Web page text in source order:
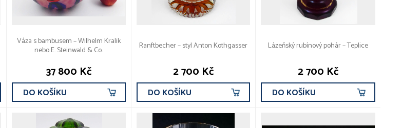
Váza s bambusem – Wilhelm Kralik
nebo E. Steinwald & Co.
37 800 Kč
DO KOŠÍKU
Ranftbecher – styl Anton Kothgasser
2 700 Kč
DO KOŠÍKU
Lázeňský rubínový pohár – Teplice
2 700 Kč
DO KOŠÍKU